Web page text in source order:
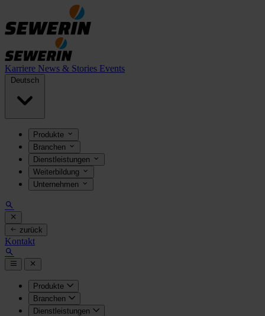
Karriere News & Stories Events
Deutsch
Produkte
Branchen
Dienstleistungen
Weiterbildung
Unternehmen
zurück
Kontakt
Produkte
Branchen
Dienstleistungen